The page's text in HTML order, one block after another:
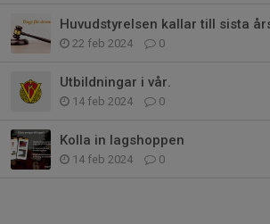
Huvudstyrelsen kallar till sista
22 feb 2024 0
Utbildningar i vår.
14 feb 2024 0
Kolla in lagshoppen
14 feb 2024 0